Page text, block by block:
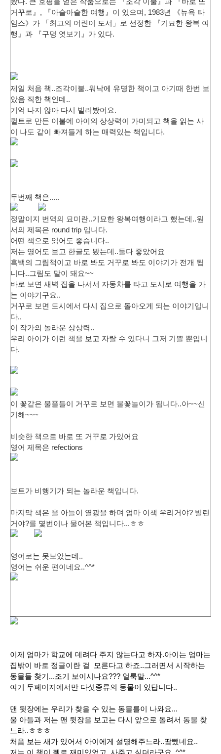
거꾸로』, 『아슬아슬한 여행』이 있으며, 1983년 《뉴욕 타
임스》가 「최고의 어린이 도서」로 선정한 『기묘한 왕복 여
행』과 『구멍 엿보기』가 있다.
제일 처음 책..조각이불..워낙에 유명한 책이고 아기때 한번 보
았음 직한 책인데..
기억 나지 않아 다시 빌려봤어요.
퀼트로 만든 이불에 아이의 상상력이 가미되고 책을 읽는 사
이 나도 같이 빠져들게 하는 매력있는 책입니다.
두번째 책은.....
정말이지 번역의 묘미란..기묘한 왕복여행이라고 했는데..원
서의 제목은 round trip 입니다.
어떤 책으로 읽어도 좋습니다..
저는 영어도 보고 한글도 봤는데..둘다 좋았어요
흑백의 그림책이고 바로 봐도 거꾸로 봐도 이야기가 전개 됩
니다..그림도 말이 돼요~~
바로 보면 새벽 집을 나서서 자동차를 타고 도시로 여행을 가
는 이야기구요..
거꾸로 보면 도시에서 다시 집으로 돌아오게 되는 이야기입니
다..
이 작가의 놀라운 상상력..
우리 아이가 이런 책을 보고 자랄 수 있다니 그저 기쁠 뿐입니
다.
이 꽃같은 물풀들이 거꾸로 보면 불꽃놀이가 됩니다..아~~신
기해~~~
비슷한 책으로 바로 또 거꾸로 가있어요
영어 제목은 refections
보트가 비행기가 되는 놀라운 책입니다.
마지막 책은 울 아들이 열광을 하며 엄마 이책 우리거야? 빌린
거야?를 몇번이나 물어본 책입니다...ㅎㅎ
영어로는 못보았는데..
영어는 쉬운 편이네요..^^*
이제 엄마가 학교에 데려다 주지 않는다고 하자.아이는 엄마는
집밖이 바로 정글이란 걸 모른다고 하죠..그러면서 시작하는
동물들 찾기...조기 보이시나요??? 얼룩말...^^*
여기 두페이지에서만 다섯종류의 동물이 있답니다..
맨 뒷장에는 우리가 찾을 수 있는 동물를이 나와요...
울 아들과 저는 맨 뒷장을 보고는 다시 앞으로 돌려서 동물 찾
느라..ㅎㅎㅎ
처음 보는 새가 있어서 아이에게 설명해주느라..땀뺐네요..
저는 이 책이 젤로 재미있었고..사주고 싶더라구요..^^*